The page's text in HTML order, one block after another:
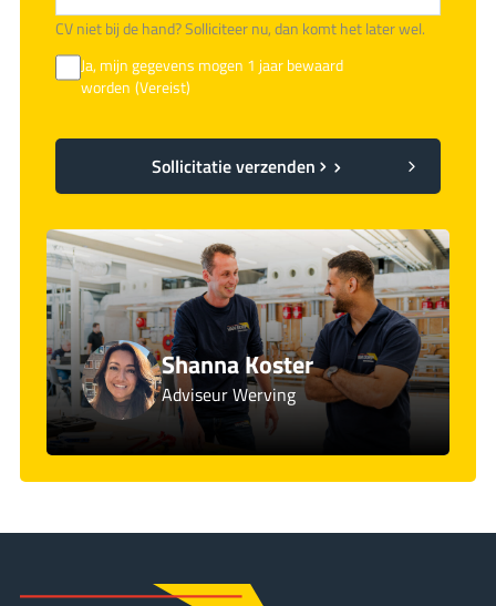
Shanna Koster
Adviseur Werving
CV niet bij de hand? Solliciteer nu, dan komt het later wel.
Ja, mijn gegevens mogen 1 jaar bewaard
worden (Vereist)
Sollicitatie verzenden